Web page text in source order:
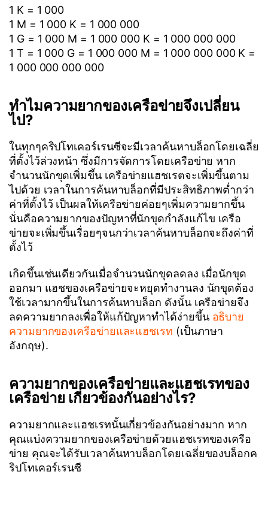
1 K = 1 000
1 M = 1 000 K = 1 000 000
1 G = 1 000 M = 1 000 000 K = 1 000 000 000
1 T = 1 000 G = 1 000 000 M = 1 000 000 000 K =
1 000 000 000 000
ทำไมความยากของเครือข่ายจึงเปลี่ยน
ไป?
ในทุกๆคริปโทเคอร์เรนซีจะมีเวลาค้นหาบล็อกโดยเฉลี่ย
ที่ตั้งไว้ล่วงหน้า ซึ่งมีการจัดการโดยเครือข่าย หาก
จำนวนนักขุดเพิ่มขึ้น เครือข่ายแฮชเรตจะเพิ่มขึ้นตาม
ไปด้วย เวลาในการค้นหาบล็อกที่มีประสิทธิภาพต่ำกว่า
ค่าที่ตั้งไว้ เป็นผลให้เครือข่ายค่อยๆเพิ่มความยากขึ้น
นั่นคือความยากของปัญหาที่นักขุดกำลังแก้ไข เครือ
ข่ายจะเพิ่มขึ้นเรื่อยๆจนกว่าเวลาค้นหาบล็อกจะถึงค่าที่
ตั้งไว้
เกิดขึ้นเช่นเดียวกันเมื่อจำนวนนักขุดลดลง เมื่อนักขุด
ออกมา แฮชของเครือข่ายจะหยุดทำงานลง นักขุดต้อง
ใช้เวลามากขึ้นในการค้นหาบล็อก ดังนั้น เครือข่ายจึง
ลดความยากลงเพื่อให้แก้ปัญหาทำได้ง่ายขึ้น อธิบาย
ความยากของเครือข่ายและแฮชเรท (เป็นภาษา
อังกฤษ).
ความยากของเครือข่ายและแฮชเรทของ
เครือข่าย เกี่ยวข้องกันอย่างไร?
ความยากและแฮชเรทนั้นเกี่ยวข้องกันอย่างมาก หาก
คุณแบ่งความยากของเครือข่ายด้วยแฮชเรทของเครือ
ข่าย คุณจะได้รับเวลาค้นหาบล็อกโดยเฉลี่ยของบล็อกค
ริปโทเคอร์เรนซี